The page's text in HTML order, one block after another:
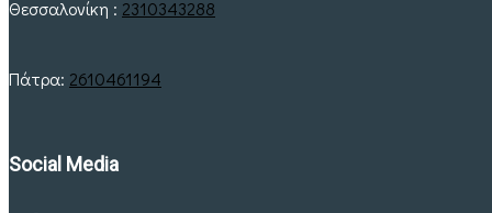
Θεσσαλονίκη : 2310343288
Πάτρα: 2610461194
Social Media